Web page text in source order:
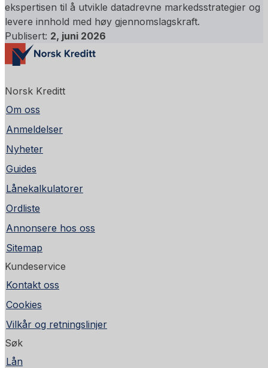
ekspertisen til å utvikle datadrevne markedsstrategier og
levere innhold med høy gjennomslagskraft.
Publisert: 2, juni 2026
Norsk Kreditt
Om oss
Anmeldelser
Nyheter
Guides
Lånekalkulatorer
Ordliste
Annonsere hos oss
Sitemap
Kundeservice
Kontakt oss
Cookies
Vilkår og retningslinjer
Søk
Lån